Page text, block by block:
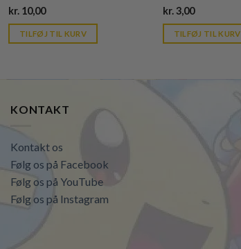
kr. 10,00Current
is:
kr. 39,95.
TILFØJ TIL KURV
kr.3,00Current
is:
kr. 39,95.
TILFØJ TIL KURV
KONTAKT
Kontakt os
Følg os på Facebook
Følg os på YouTube
Følg os på Instagram